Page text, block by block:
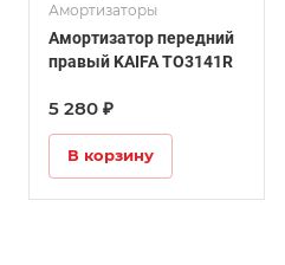
Амортизаторы
Амортизатор передний
правый KAIFA TO3141R
5 280 ₽
В корзину